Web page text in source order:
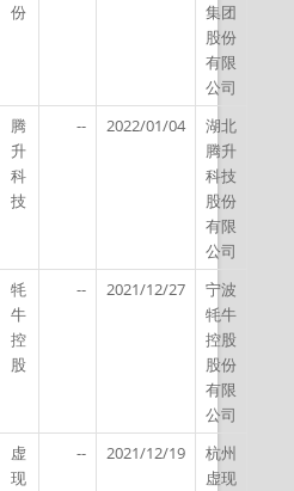
份
集团
股份
有限
公司
腾
升
科
技
-- 2022/01/04
湖北
腾升
科技
股份
有限
公司
牦
牛
控
股
-- 2021/12/27
宁波
牦牛
控股
股份
有限
公司
虚
现
-- 2021/12/19
杭州
虚现